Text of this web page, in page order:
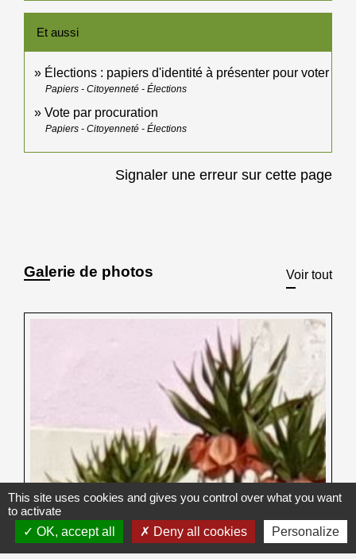
Et aussi
Élections : papiers d'identité à présenter pour voter
Papiers - Citoyenneté - Élections
Vote par procuration
Papiers - Citoyenneté - Élections
Signaler une erreur sur cette page
Galerie de photos Voir tout
This site uses cookies and gives you control over what you want
to activate
OK, accept all
Deny all cookies Personalize